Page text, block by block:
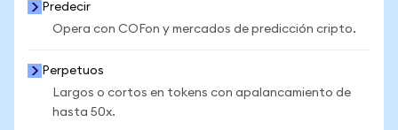
Predecir
Opera con COFon y mercados de predicción cripto.
Perpetuos
Largos o cortos en tokens con apalancamiento de
hasta 50x.